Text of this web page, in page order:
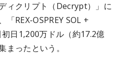
ィクリプト（Decrypt）」に
REX-OSPREY SOL +
日1,200万ドル（約17.2億
まったという。